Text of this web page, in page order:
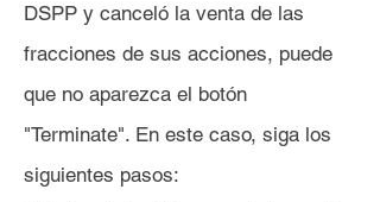
DSPP y canceló la venta de las
fracciones de sus acciones, puede
que no aparezca el botón
"Terminate". En este caso, siga los
siguientes pasos: